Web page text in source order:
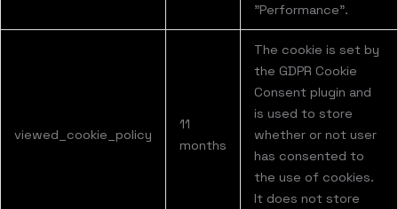
"Performance".
viewed_cookie_policy
11
months
The cookie is set by
the GDPR Cookie
Consent plugin and
is used to store
whether or not user
has consented to
the use of cookies.
It does not store